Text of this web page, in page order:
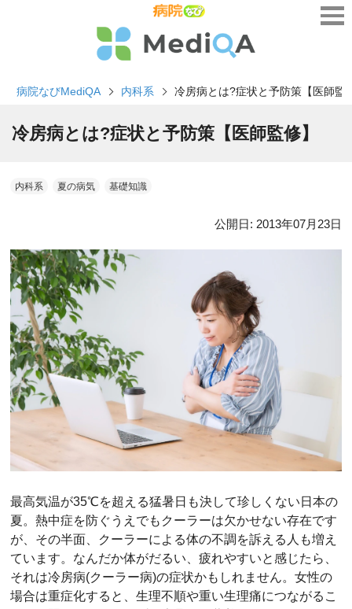
病院なびMediQA 内科系 冷房病とは?症状と予防策【医師監
冷房病とは?症状と予防策【医師監修】
内科系 夏の病気 基礎知識
公開日: 2013年07月23日
最高気温が35℃を超える猛暑日も決して珍しくない日本の
夏。熱中症を防ぐうえでもクーラーは欠かせない存在です
が、その半面、クーラーによる体の不調を訴える人も増え
ています。なんだか体がだるい、疲れやすいと感じたら、
それは冷房病(クーラー病)の症状かもしれません。女性の
場合は重症化すると、生理不順や重い生理痛につながるこ